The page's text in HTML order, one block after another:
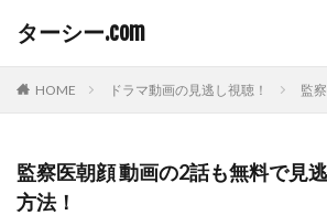
ターシー.com
HOME ドラマ動画の見逃し視聴！ 監
監察医朝顔 動画の2話も無料で見
方法！